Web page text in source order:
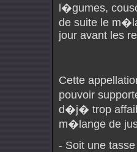
l�gumes,
de suite le
jour avant les
Cette
pouvoir
d�j� trop
m�lange de
- Soit une